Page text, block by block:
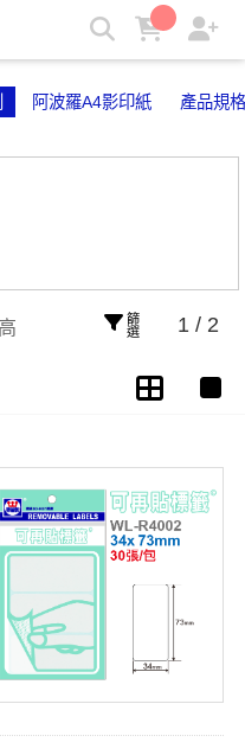
阿波羅A4影印紙 產品規
篩選 1 / 2